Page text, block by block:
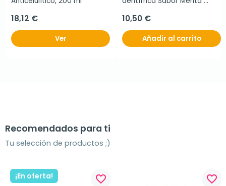
18,12 €
Ver
10,50 €
Añadir al carrito
Recomendados para ti
Tu selección de productos ;)
¡En oferta! favorite_border favorite_border